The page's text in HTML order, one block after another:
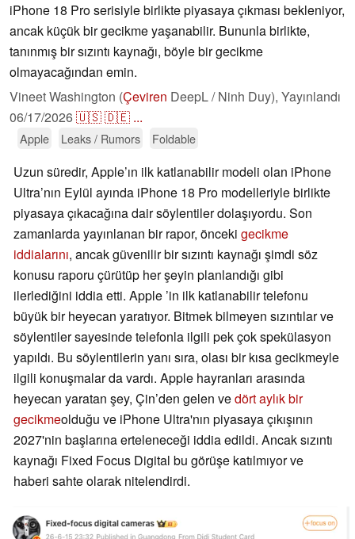
iPhone 18 Pro serisiyle birlikte piyasaya çıkması bekleniyor,
ancak küçük bir gecikme yaşanabilir. Bununla birlikte,
tanınmış bir sızıntı kaynağı, böyle bir gecikme
olmayacağından emin.
Vineet Washington (Çeviren DeepL / Ninh Duy), Yayınlandı
06/17/2026🇺🇸🇩🇪 ...
Apple Leaks / Rumors Foldable
Uzun süredir, Apple’ın ilk katlanabilir modeli olan iPhone
Ultra’nın Eylül ayında iPhone 18 Pro modelleriyle birlikte
piyasaya çıkacağına dair söylentiler dolaşıyordu. Son
zamanlarda yayınlanan bir rapor, önceki gecikme
iddialarını, ancak güvenilir bir sızıntı kaynağı şimdi söz
konusu raporu çürütüp her şeyin planlandığı gibi
ilerlediğini iddia etti. Apple ’in ilk katlanabilir telefonu
büyük bir heyecan yaratıyor. Bitmek bilmeyen sızıntılar ve
söylentiler sayesinde telefonla ilgili pek çok spekülasyon
yapıldı. Bu söylentilerin yanı sıra, olası bir kısa gecikmeyle
ilgili konuşmalar da vardı. Apple hayranları arasında
heyecan yaratan şey, Çin’den gelen vedört aylık bir
gecikmeolduğu ve iPhone Ultra'nın piyasaya çıkışının
2027'nin başlarına erteleneceği iddia edildi. Ancak sızıntı
kaynağı Fixed Focus Digital bu görüşe katılmıyor ve
haberi sahte olarak nitelendirdi.